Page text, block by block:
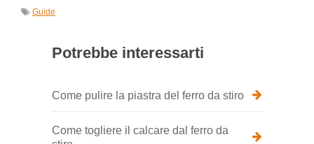
Guide
Potrebbe interessarti
Come pulire la piastra del ferro da stiro
Come togliere il calcare dal ferro da